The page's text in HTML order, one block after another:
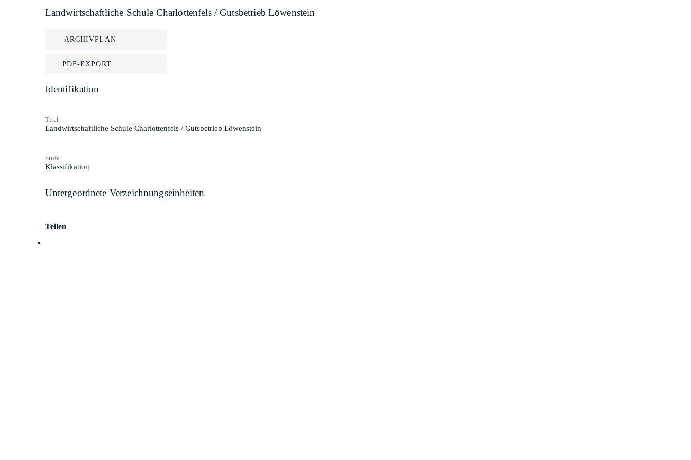
Landwirtschaftliche Schule Charlottenfels / Gutsbetrieb Löwenstein
ARCHIVPLAN
PDF-EXPORT
Identifikation
Titel
Landwirtschaftliche Schule Charlottenfels / Gutsbetrieb Löwenstein
Stufe
Klassifikation
Untergeordnete Verzeichnungseinheiten
Teilen